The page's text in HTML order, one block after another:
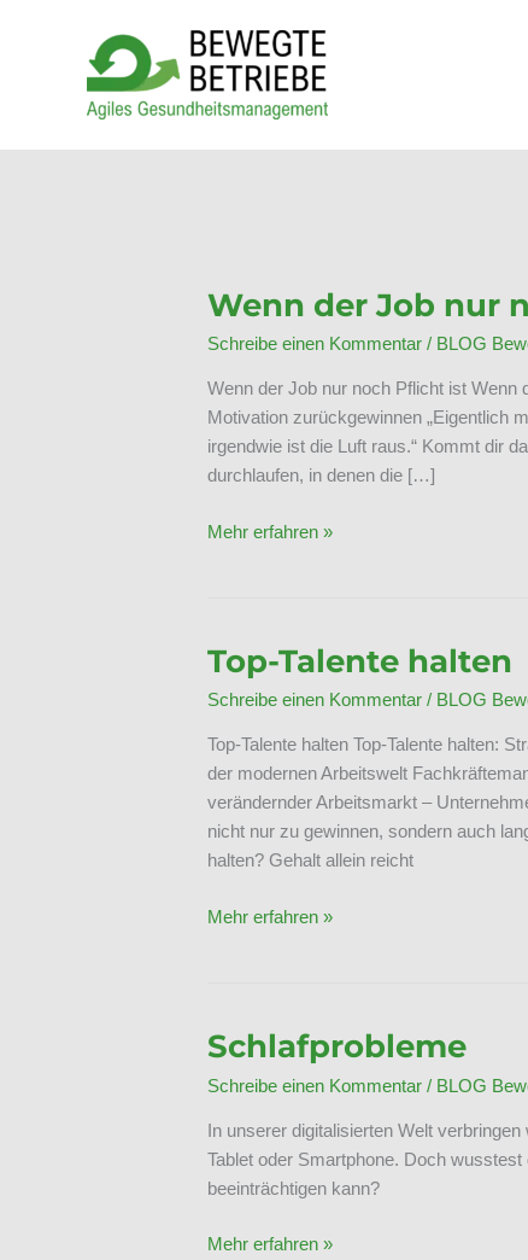
Wenn der Job nur
Schreibe einen Kommentar / BLOG
Wenn der Job nur noch Pflicht ist Wenn
Motivation zurückgewinnen „Eigentlich
irgendwie ist die Luft raus.“ Kommt dir
durchlaufen, in denen die […]
Wenn
noch
Pflicht
ist
Mehr erfahren »
Top-Talente halten
Schreibe einen Kommentar / BLOG
Top-Talente halten Top-Talente halten:
der modernen Arbeitswelt
verändernder Arbeitsmarkt –
nicht nur zu gewinnen, sondern auch
halten? Gehalt allein reicht
Top-
Mehr erfahren »
Schlafprobleme
Schreibe einen Kommentar / BLOG
In unserer digitalisierten Welt
Tablet oder Smartphone. Doch
beeinträchtigen kann?
Schlafprobleme
Mehr erfahren »